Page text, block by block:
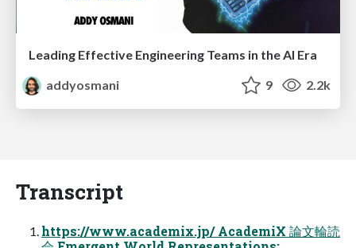
Leading Effective Engineering Teams in the AI Era
addyosmani
9 2.2k
Transcript
https://www.academix.jp/ AcademiX 論文輪読